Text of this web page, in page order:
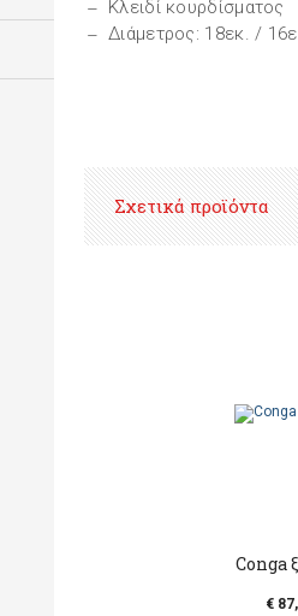
Κλειδί κουρδίσματος
Διάμετρος: 18εκ. /
Σχετικά προϊόντα
Conga
€